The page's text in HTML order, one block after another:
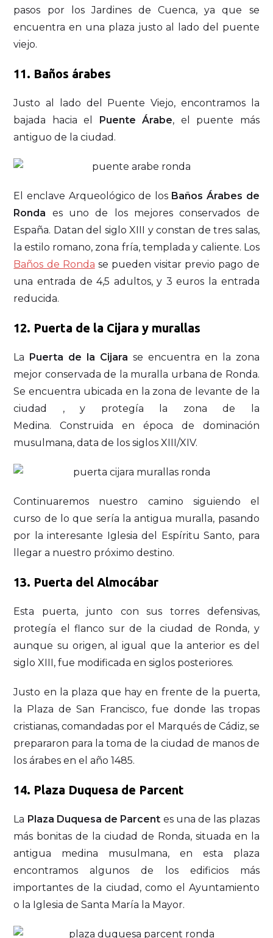
pasos por los Jardines de Cuenca, ya que se
encuentra en una plaza justo al lado del puente
viejo.
11. Baños árabes
Justo al lado del Puente Viejo, encontramos la
bajada hacia el Puente Árabe, el puente más
antiguo de la ciudad.
El enclave Arqueológico de los Baños Árabes de
Ronda es uno de los mejores conservados de
España. Datan del siglo XIII y constan de tres salas,
la estilo romano, zona fría, templada y caliente. Los
Baños de Ronda se pueden visitar previo pago de
una entrada de 4,5 adultos, y 3 euros la entrada
reducida.
12. Puerta de la Cijara y murallas
La Puerta de la Cijara se encuentra en la zona
mejor conservada de la muralla urbana de Ronda.
Se encuentra ubicada en la zona de levante de la
ciudad , y protegía la zona de la
Medina. Construida en época de dominación
musulmana, data de los siglos XIII/XIV.
Continuaremos nuestro camino siguiendo el
curso de lo que sería la antigua muralla, pasando
por la interesante Iglesia del Espíritu Santo, para
llegar a nuestro próximo destino.
13. Puerta del Almocábar
Esta puerta, junto con sus torres defensivas,
protegía el flanco sur de la ciudad de Ronda, y
aunque su origen, al igual que la anterior es del
siglo XIII, fue modificada en siglos posteriores.
Justo en la plaza que hay en frente de la puerta,
la Plaza de San Francisco, fue donde las tropas
cristianas, comandadas por el Marqués de Cádiz, se
prepararon para la toma de la ciudad de manos de
los árabes en el año 1485.
14. Plaza Duquesa de Parcent
La Plaza Duquesa de Parcent es una de las plazas
más bonitas de la ciudad de Ronda, situada en la
antigua medina musulmana, en esta plaza
encontramos algunos de los edificios más
importantes de la ciudad, como el Ayuntamiento
o la Iglesia de Santa María la Mayor.